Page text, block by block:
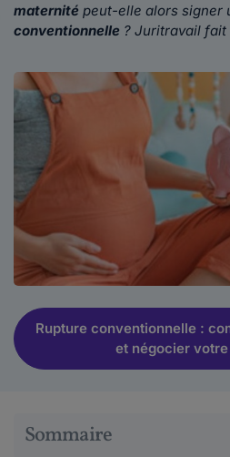
maternité peut-elle alors signer
conventionnelle ? Juritravail fait
Rupture conventionnelle :
et négocier
Sommaire